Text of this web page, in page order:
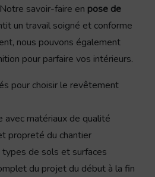
savoir-faire en pose de
un travail soigné et conforme
nous pouvons également
pour parfaire vos intérieurs.
pour choisir le revêtement
avec matériaux de qualité
propreté du chantier
de sols et surfaces
du projet du début à la fin